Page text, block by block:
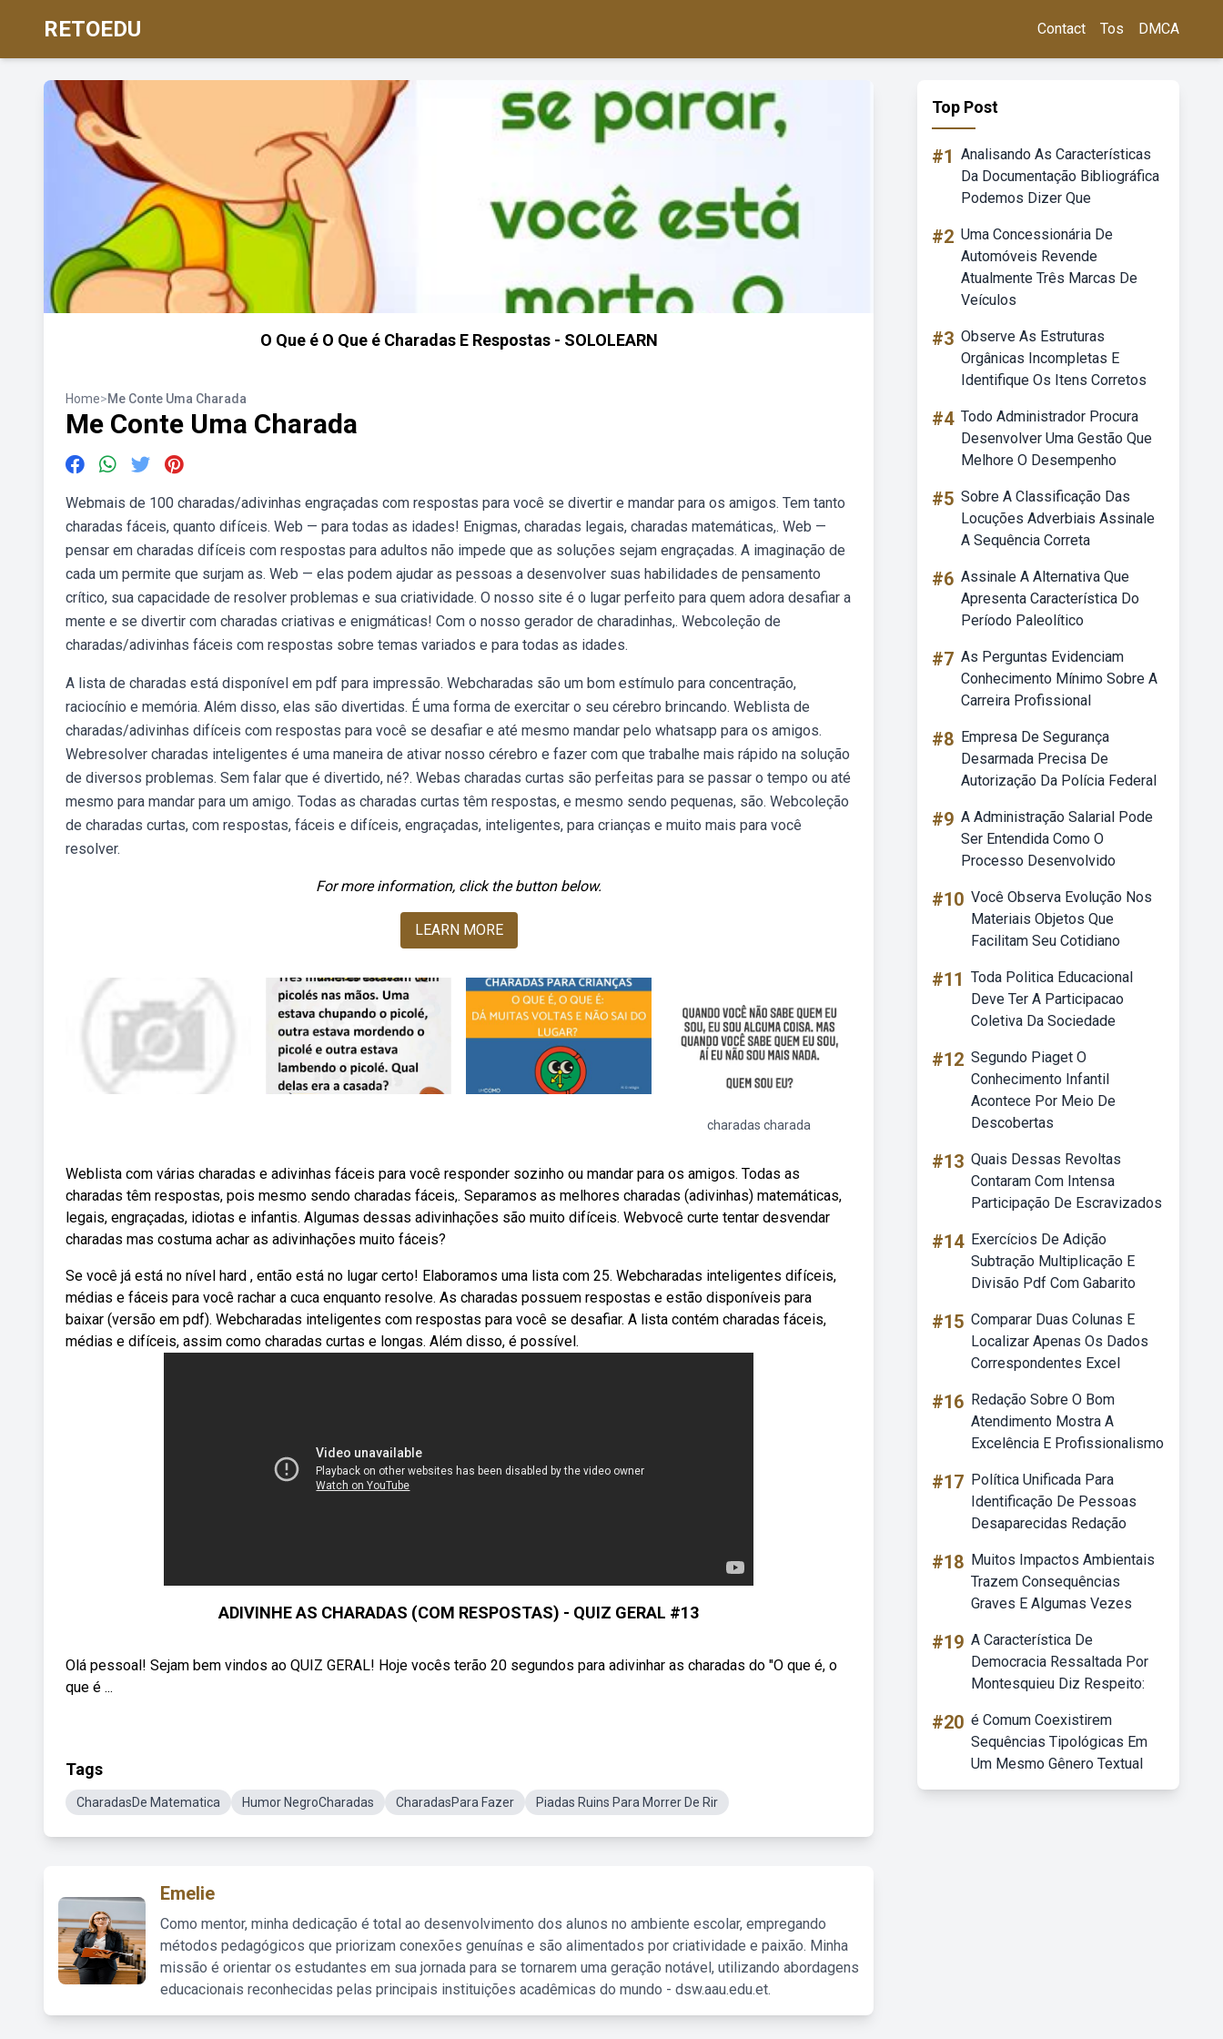
RETOEDU Contact Tos DMCA
O Que é O Que é Charadas E Respostas - SOLOLEARN
Home>Me Conte Uma Charada
Me Conte Uma Charada
Webmais de 100 charadas/adivinhas engraçadas com respostas para você se divertir e mandar para os amigos. Tem tanto
charadas fáceis, quanto difíceis. Web — para todas as idades! Enigmas, charadas legais, charadas matemáticas,. Web —
pensar em charadas difíceis com respostas para adultos não impede que as soluções sejam engraçadas. A imaginação de
cada um permite que surjam as. Web — elas podem ajudar as pessoas a desenvolver suas habilidades de pensamento
crítico, sua capacidade de resolver problemas e sua criatividade. O nosso site é o lugar perfeito para quem adora desafiar a
mente e se divertir com charadas criativas e enigmáticas! Com o nosso gerador de charadinhas,. Webcoleção de
charadas/adivinhas fáceis com respostas sobre temas variados e para todas as idades.
A lista de charadas está disponível em pdf para impressão. Webcharadas são um bom estímulo para concentração,
raciocínio e memória. Além disso, elas são divertidas. É uma forma de exercitar o seu cérebro brincando. Weblista de
charadas/adivinhas difíceis com respostas para você se desafiar e até mesmo mandar pelo whatsapp para os amigos.
Webresolver charadas inteligentes é uma maneira de ativar nosso cérebro e fazer com que trabalhe mais rápido na solução
de diversos problemas. Sem falar que é divertido, né?. Webas charadas curtas são perfeitas para se passar o tempo ou até
mesmo para mandar para um amigo. Todas as charadas curtas têm respostas, e mesmo sendo pequenas, são. Webcoleção
de charadas curtas, com respostas, fáceis e difíceis, engraçadas, inteligentes, para crianças e muito mais para você
resolver.
For more information, click the button below.
LEARN MORE
charadas charada
Weblista com várias charadas e adivinhas fáceis para você responder sozinho ou mandar para os amigos. Todas as
charadas têm respostas, pois mesmo sendo charadas fáceis,. Separamos as melhores charadas (adivinhas) matemáticas,
legais, engraçadas, idiotas e infantis. Algumas dessas adivinhações são muito difíceis. Webvocê curte tentar desvendar
charadas mas costuma achar as adivinhações muito fáceis?
Se você já está no nível hard , então está no lugar certo! Elaboramos uma lista com 25. Webcharadas inteligentes difíceis,
médias e fáceis para você rachar a cuca enquanto resolve. As charadas possuem respostas e estão disponíveis para
baixar (versão em pdf). Webcharadas inteligentes com respostas para você se desafiar. A lista contém charadas fáceis,
médias e difíceis, assim como charadas curtas e longas. Além disso, é possível.
ADIVINHE AS CHARADAS (COM RESPOSTAS) - QUIZ GERAL #13
Olá pessoal! Sejam bem vindos ao QUIZ GERAL! Hoje vocês terão 20 segundos para adivinhar as charadas do "O que é, o
que é ...
Tags
CharadasDe Matematica Humor NegroCharadas CharadasPara Fazer Piadas Ruins Para Morrer De Rir
Emelie
Como mentor, minha dedicação é total ao desenvolvimento dos alunos no ambiente escolar, empregando
métodos pedagógicos que priorizam conexões genuínas e são alimentados por criatividade e paixão. Minha
missão é orientar os estudantes em sua jornada para se tornarem uma geração notável, utilizando abordagens
educacionais reconhecidas pelas principais instituições acadêmicas do mundo - dsw.aau.edu.et.
Top Post
#1 Analisando As Características
Da Documentação Bibliográfica
Podemos Dizer Que
#2 Uma Concessionária De
Automóveis Revende
Atualmente Três Marcas De
Veículos
#3 Observe As Estruturas
Orgânicas Incompletas E
Identifique Os Itens Corretos
#4 Todo Administrador Procura
Desenvolver Uma Gestão Que
Melhore O Desempenho
#5 Sobre A Classificação Das
Locuções Adverbiais Assinale
A Sequência Correta
#6 Assinale A Alternativa Que
Apresenta Característica Do
Período Paleolítico
#7 As Perguntas Evidenciam
Conhecimento Mínimo Sobre A
Carreira Profissional
#8 Empresa De Segurança
Desarmada Precisa De
Autorização Da Polícia Federal
#9 A Administração Salarial Pode
Ser Entendida Como O
Processo Desenvolvido
#10 Você Observa Evolução Nos
Materiais Objetos Que
Facilitam Seu Cotidiano
#11 Toda Politica Educacional
Deve Ter A Participacao
Coletiva Da Sociedade
#12 Segundo Piaget O
Conhecimento Infantil
Acontece Por Meio De
Descobertas
#13 Quais Dessas Revoltas
Contaram Com Intensa
Participação De Escravizados
#14 Exercícios De Adição
Subtração Multiplicação E
Divisão Pdf Com Gabarito
#15 Comparar Duas Colunas E
Localizar Apenas Os Dados
Correspondentes Excel
#16 Redação Sobre O Bom
Atendimento Mostra A
Excelência E Profissionalismo
#17 Política Unificada Para
Identificação De Pessoas
Desaparecidas Redação
#18 Muitos Impactos Ambientais
Trazem Consequências
Graves E Algumas Vezes
#19 A Característica De
Democracia Ressaltada Por
Montesquieu Diz Respeito:
#20 é Comum Coexistirem
Sequências Tipológicas Em
Um Mesmo Gênero Textual